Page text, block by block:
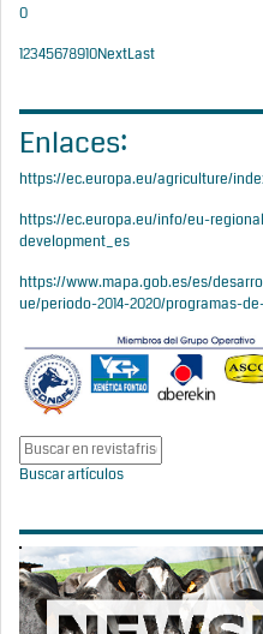
0
12345678910NextLast
Enlaces:
https://ec.europa.eu/agriculture/
https://ec.europa.eu/info/eu-
development_es
https://www.mapa.gob.es/es/
ue/periodo-2014-2020/programas-
Buscar artículos